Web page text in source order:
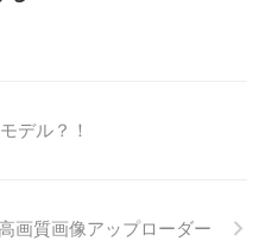
デル？！
高画質画像アップローダー